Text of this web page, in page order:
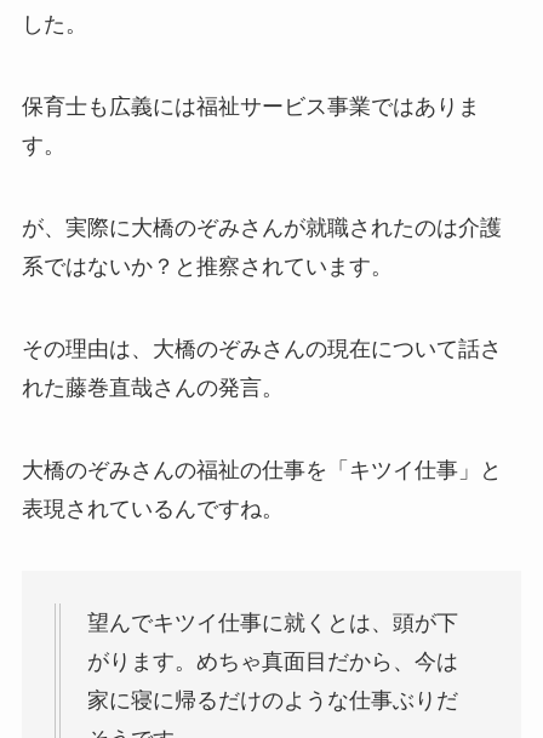
した。
保育士も広義には福祉サービス事業ではありま
す。
が、実際に大橋のぞみさんが就職されたのは介護
系ではないか？と推察されています。
その理由は、大橋のぞみさんの現在について話さ
れた藤巻直哉さんの発言。
大橋のぞみさんの福祉の仕事を「キツイ仕事」と
表現されているんですね。
望んでキツイ仕事に就くとは、頭が下
がります。めちゃ真面目だから、今は
家に寝に帰るだけのような仕事ぶりだ